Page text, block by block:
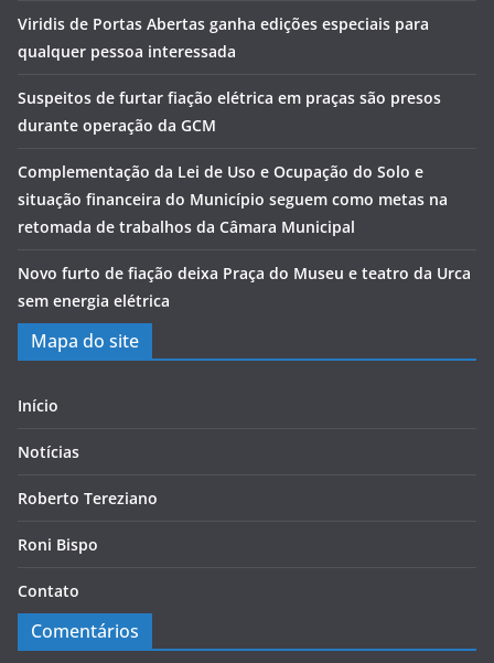
Viridis de Portas Abertas ganha edições especiais para
qualquer pessoa interessada
Suspeitos de furtar fiação elétrica em praças são presos
durante operação da GCM
Complementação da Lei de Uso e Ocupação do Solo e
situação financeira do Município seguem como metas na
retomada de trabalhos da Câmara Municipal
Novo furto de fiação deixa Praça do Museu e teatro da Urca
sem energia elétrica
Mapa do site
Início
Notícias
Roberto Tereziano
Roni Bispo
Contato
Comentários